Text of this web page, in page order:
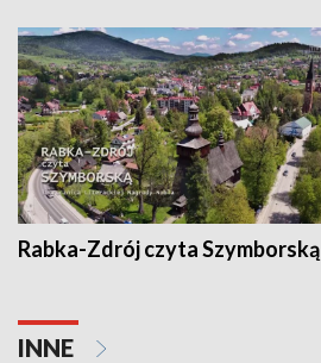
Rabka-Zdrój czyta Szymborską
INNE